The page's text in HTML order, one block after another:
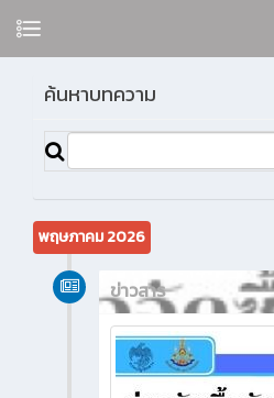
ค้นหาบทความ
พฤษภาคม 2026
ข่าวสาร